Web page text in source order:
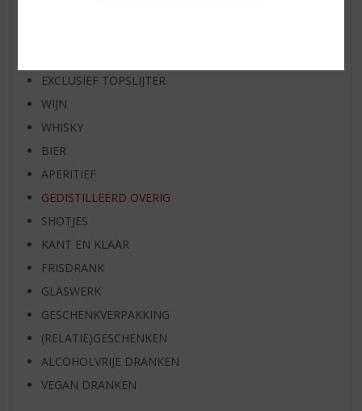
EXCLUSIEF TOPSLIJTER
WIJN
WHISKY
BIER
APERITIEF
GEDISTILLEERD OVERIG
SHOTJES
KANT EN KLAAR
FRISDRANK
GLASWERK
GESCHENKVERPAKKING
(RELATIE)GESCHENKEN
ALCOHOLVRIJE DRANKEN
VEGAN DRANKEN